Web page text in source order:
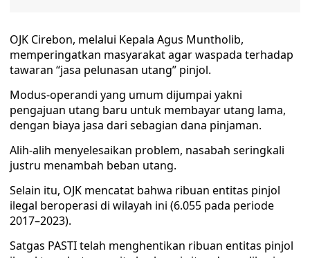
OJK Cirebon, melalui Kepala Agus Muntholib,
memperingatkan masyarakat agar waspada terhadap
tawaran “jasa pelunasan utang” pinjol.
Modus-operandi yang umum dijumpai yakni
pengajuan utang baru untuk membayar utang lama,
dengan biaya jasa dari sebagian dana pinjaman.
Alih-alih menyelesaikan problem, nasabah seringkali
justru menambah beban utang.
Selain itu, OJK mencatat bahwa ribuan entitas pinjol
ilegal beroperasi di wilayah ini (6.055 pada periode
2017–2023).
Satgas PASTI telah menghentikan ribuan entitas pinjol